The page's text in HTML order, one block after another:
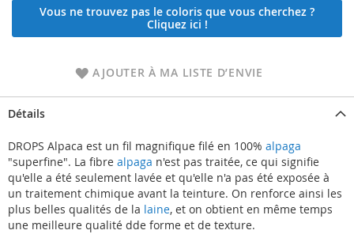
Vous ne trouvez pas le coloris que vous cherchez ?
Cliquez ici !
AJOUTER À MA LISTE D’ENVIE
Détails
DROPS Alpaca est un fil magnifique filé en 100% alpaga
"superfine". La fibre alpaga n'est pas traitée, ce qui signifie
qu'elle a été seulement lavée et qu'elle n'a pas été exposée à
un traitement chimique avant la teinture. On renforce ainsi les
plus belles qualités de la laine, et on obtient en même temps
une meilleure qualité dde forme et de texture.